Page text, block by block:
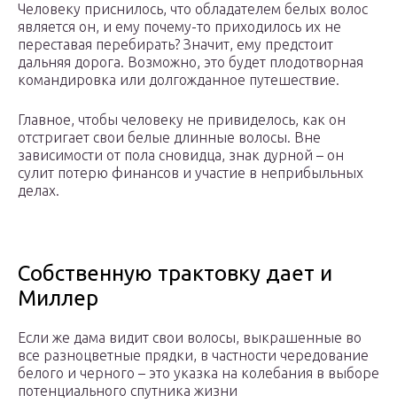
Человеку приснилось, что обладателем белых волос
является он, и ему почему-то приходилось их не
переставая перебирать? Значит, ему предстоит
дальняя дорога. Возможно, это будет плодотворная
командировка или долгожданное путешествие.
Главное, чтобы человеку не привиделось, как он
отстригает свои белые длинные волосы. Вне
зависимости от пола сновидца, знак дурной – он
сулит потерю финансов и участие в неприбыльных
делах.
Собственную трактовку дает и
Миллер
Если же дама видит свои волосы, выкрашенные во
все разноцветные прядки, в частности чередование
белого и черного – это указка на колебания в выборе
потенциального спутника жизни